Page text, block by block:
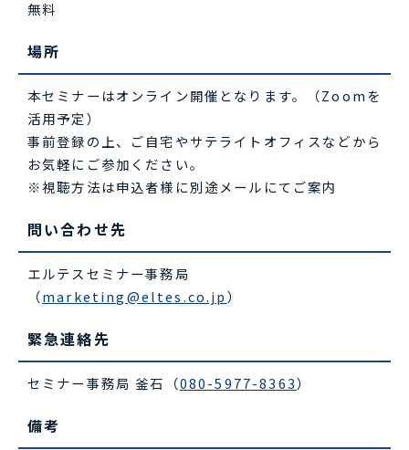
無料
場所
本セミナーはオンライン開催となります。（Zoomを
活用予定）
事前登録の上、ご自宅やサテライトオフィスなどから
お気軽にご参加ください。
※視聴方法は申込者様に別途メールにてご案内
問い合わせ先
エルテスセミナー事務局
（marketing@eltes.co.jp）
緊急連絡先
セミナー事務局 釜石（080-5977-8363）
備考